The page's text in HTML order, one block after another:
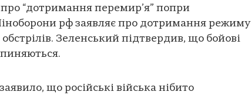
“дотримання перемир’я” попри
рф заявляє про дотримання режиму
Зеленський підтвердив, що бойові
що російські війська нібито